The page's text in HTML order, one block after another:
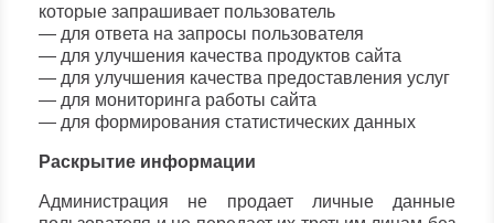
которые запрашивает пользователь
— для ответа на запросы пользователя
— для улучшения качества продуктов сайта
— для улучшения качества предоставления услуг
— для мониторинга работы сайта
— для формирования статистических данных
Раскрытие информации
Администрация не продает личные данные